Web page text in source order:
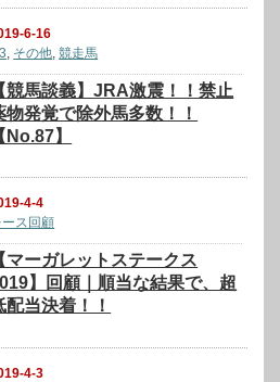
6-16
, その他,競走馬
競馬談義】JRA激震！！禁止
物発覚で除外馬多数！！
No.87】
4-4
ース回顧
マーガレットステークス
】回顧｜順当な結果で、超
配当決着！！
4-3